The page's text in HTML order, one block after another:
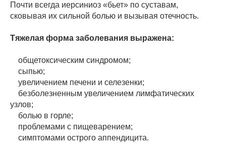
Почти всегда иерсиниоз «бьет» по суставам,
сковывая их сильной болью и вызывая отечность.
Тяжелая форма заболевания выражена:
общетоксическим синдромом;
сыпью;
увеличением печени и селезенки;
безболезненным увеличением лимфатических
узлов;
болью в горле;
проблемами с пищеварением;
симптомами острого аппендицита.